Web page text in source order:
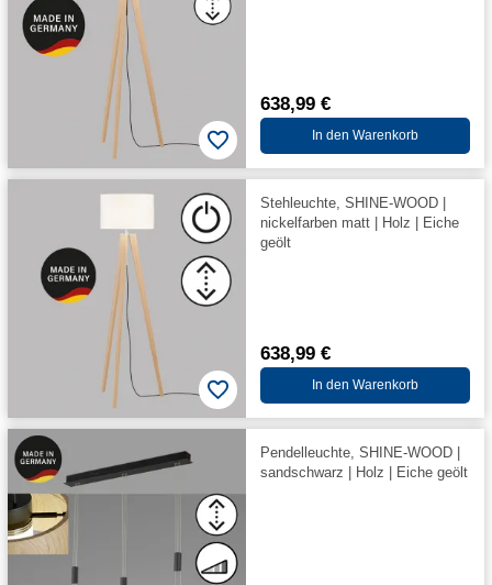
638,99 €
In den Warenkorb
Stehleuchte, SHINE-WOOD |
nickelfarben matt | Holz | Eiche
geölt
638,99 €
In den Warenkorb
Pendelleuchte, SHINE-WOOD |
sandschwarz | Holz | Eiche geölt